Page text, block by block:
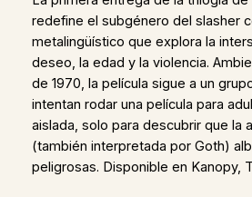
redefine el subgénero del slasher
metalingüístico que explora la
deseo, la edad y la violencia.
de 1970, la película sigue a un
intentan rodar una película para
aislada, solo para descubrir que la
(también interpretada por Goth)
peligrosas. Disponible en Kanopy,